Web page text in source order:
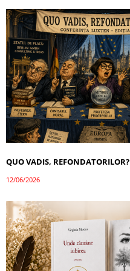
QUO VADIS, REFONDATORILOR?
12/06/2026